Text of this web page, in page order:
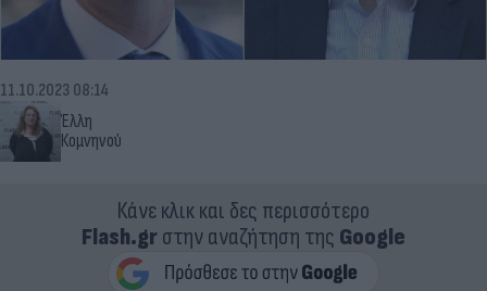
Έλλη
Κομνηνού
11.10.2023 08:14
Κάνε κλικ και δες περισσότερο
Flash.grστην αναζήτηση της Google